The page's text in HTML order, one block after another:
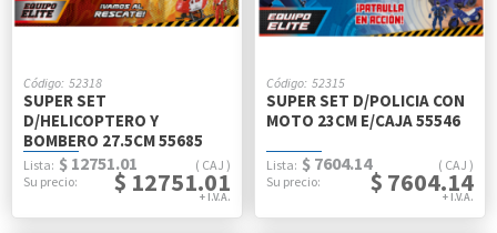
52318
SUPER SET
D/HELICOPTERO Y
BOMBERO 27.5CM 55685
CAJ
$ 12751.01
$ 12751.01
52315
SUPER SET D/POLICIA CON
MOTO 23CM E/CAJA 55546
CAJ
$ 7604.14
$ 7604.14